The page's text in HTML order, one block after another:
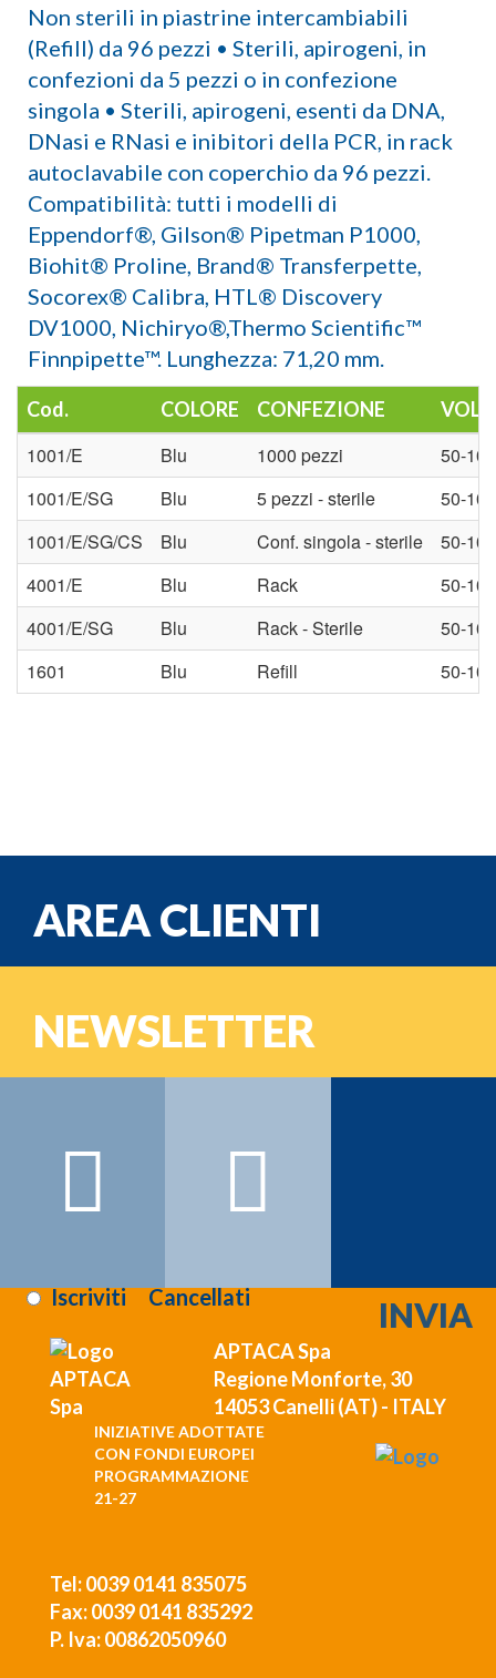
Non sterili in piastrine intercambiabili
(Refill) da 96 pezzi • Sterili, apirogeni, in
confezioni da 5 pezzi o in confezione
singola • Sterili, apirogeni, esenti da DNA,
DNasi e RNasi e inibitori della PCR, in rack
autoclavabile con coperchio da 96 pezzi.
Compatibilità: tutti i modelli di
Eppendorf®, Gilson® Pipetman P1000,
Biohit® Proline, Brand® Transferpette,
Socorex® Calibra, HTL® Discovery
DV1000, Nichiryo®,Thermo Scientific™
Finnpipette™. Lunghezza: 71,20 mm.
Cod. COLORE CONFEZIONE VOL.
1001/E Blu 1000 pezzi
50-
1001/E/SG
Blu 5 pezzi - sterile
50-
1001/E/SG/CS
Blu Conf. singola - sterile
50-
4001/E
Blu Rack
50-
4001/E/SG
Blu Rack - Sterile
50-
1601
Blu Refill 50-
AREA CLIENTI
NEWSLETTER
IscrivitiCancellati
APTACA Spa
Regione Monforte, 30
14053 Canelli (AT) - ITALY
INIZIATIVE ADOTTATE
CON FONDI EUROPEI
PROGRAMMAZIONE
21-27
Tel: 0039 0141 835075
Fax: 0039 0141 835292
P. Iva: 00862050960